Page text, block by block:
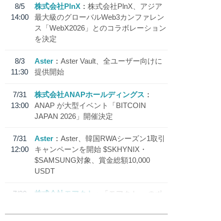
8/5
14:00
株式会社PlnX
株式会社PlnX、アジア
最大級のグローバルWeb3カンファレン
ス「WebX2026」とのコラボレーション
を決定
8/3
11:30
Aster
Aster Vault、全ユーザー向けに
提供開始
7/31
13:00
株式会社ANAPホールディングス
ANAP が大型イベント「BITCOIN
JAPAN 2026」開催決定
7/31
12:00
Aster
Aster、韓国RWAシーズン1取引
キャンペーンを開始 $SKHYNIX・
$SAMSUNG対象、賞金総額10,000
USDT
7/30
株式会社モアクト
「モアクト」 のポ
「 JPYC」を追加